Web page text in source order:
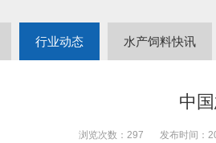
行业动态 水产饲料快讯
中
浏览次数： 297 发布时间：